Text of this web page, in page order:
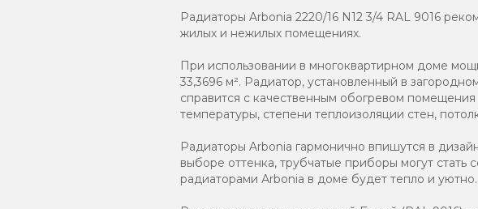
Радиаторы Arbonia 2220/16 N12 3/4 RAL 9016
жилых и нежилых помещениях.
При использовании в многоквартирном доме
33,3696 м². Радиатор, установленный в
справится с качественным обогревом
температуры, степени теплоизоляции стен,
Радиаторы Arbonia гармонично впишутся в
выборе оттенка, трубчатые приборы могут
радиаторами Аrbonia в доме будет тепло и уютно.